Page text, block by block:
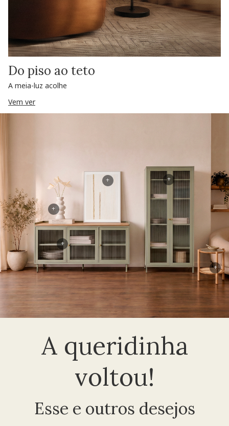
Do piso ao teto
A meia-luz acolhe
Vem ver
A queridinha
voltou!
Esse e outros desejos
+
+
+
+
+